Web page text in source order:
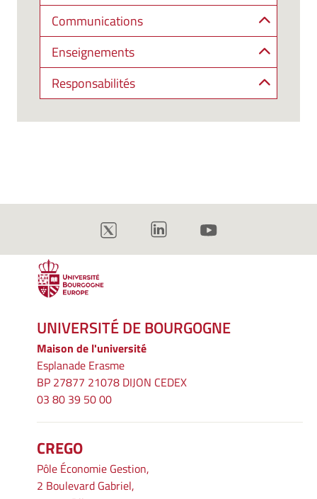
Communications
Enseignements
Responsabilités
UNIVERSITÉ DE BOURGOGNE
Maison de l'université
Esplanade Erasme
BP 27877 21078 DIJON CEDEX
03 80 39 50 00
CREGO
Pôle Économie Gestion,
2 Boulevard Gabriel,